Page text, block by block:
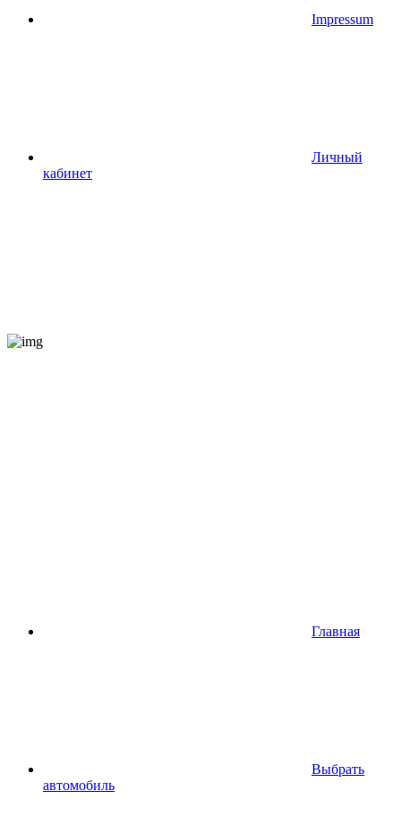
Impressum
Личный
кабинет
Главная
Выбрать
автомобиль